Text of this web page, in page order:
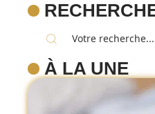
À LA UNE